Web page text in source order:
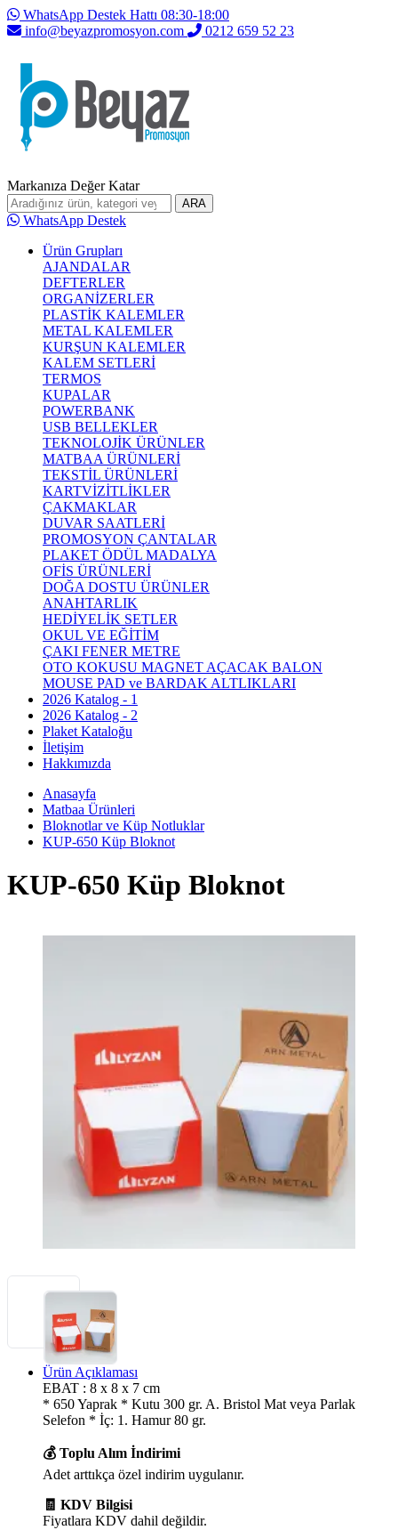
WhatsApp Destek Hattı 08:30-18:00
info@beyazpromosyon.com
0212 659 52 23
Markanıza Değer Katar
ARA
WhatsApp Destek
Ürün Grupları
AJANDALAR
DEFTERLER
ORGANİZERLER
PLASTİK KALEMLER
METAL KALEMLER
KURŞUN KALEMLER
KALEM SETLERİ
TERMOS
KUPALAR
POWERBANK
USB BELLEKLER
TEKNOLOJİK ÜRÜNLER
MATBAA ÜRÜNLERİ
TEKSTİL ÜRÜNLERİ
KARTVİZİTLİKLER
ÇAKMAKLAR
DUVAR SAATLERİ
PROMOSYON ÇANTALAR
PLAKET ÖDÜL MADALYA
OFİS ÜRÜNLERİ
DOĞA DOSTU ÜRÜNLER
ANAHTARLIK
HEDİYELİK SETLER
OKUL VE EĞİTİM
ÇAKI FENER METRE
OTO KOKUSU MAGNET AÇACAK BALON
MOUSE PAD ve BARDAK ALTLIKLARI
2026 Katalog - 1
2026 Katalog - 2
Plaket Kataloğu
İletişim
Hakkımızda
Anasayfa
Matbaa Ürünleri
Bloknotlar ve Küp Notluklar
KUP-650 Küp Bloknot
KUP-650 Küp Bloknot
Ürün Açıklaması
EBAT : 8 x 8 x 7 cm
* 650 Yaprak * Kutu 300 gr. A. Bristol Mat veya Parlak
Selefon * İç: 1. Hamur 80 gr.
💰 Toplu Alım İndirimi
Adet arttıkça özel indirim uygulanır.
🧾 KDV Bilgisi
Fiyatlara KDV dahil değildir.